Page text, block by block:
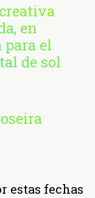
en
para el
de sol
estas fechas